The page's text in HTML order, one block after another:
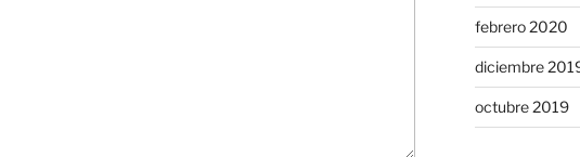
febrero 2020
diciembre
octubre 2019